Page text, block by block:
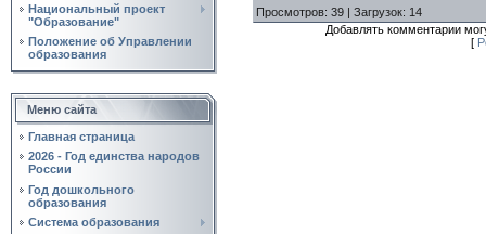
Национальный проект
"Образование"
Положение об Управлении
образования
Меню сайта
Главная страница
2026 - Год единства народов
России
Год дошкольного
образования
Система образования
Просмотров: 39 | Загрузок: 14
Добавлять комментарии
[